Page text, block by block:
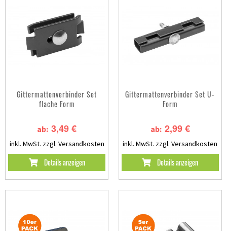
Gittermattenverbinder Set
flache Form
ab: 3,49 €
inkl. MwSt. zzgl. Versandkosten
Details anzeigen
Gittermattenverbinder Set U-
Form
ab: 2,99 €
inkl. MwSt. zzgl. Versandkosten
Details anzeigen